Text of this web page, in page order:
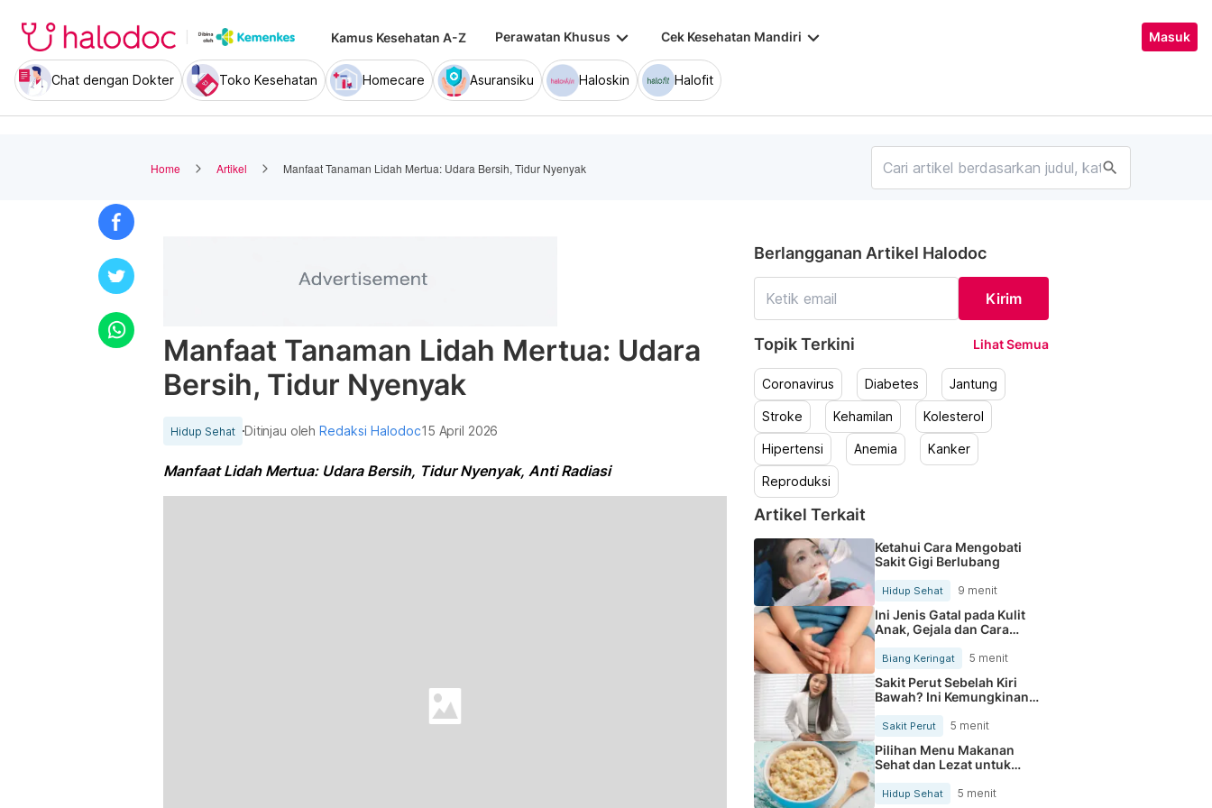
Kamus Kesehatan A-Z Perawatan Khusus keyboard_arrow_down Cek Kesehatan Mandiri keyboard_arrow_down Masuk
Chat dengan Dokter Toko Kesehatan Homecare Asuransiku Haloskin Halofit
Home Artikel Manfaat Tanaman Lidah Mertua: Udara Bersih, Tidur Nyenyak search
Manfaat Tanaman Lidah Mertua: Udara
Bersih, Tidur Nyenyak
Hidup Sehat Ditinjau olehRedaksi Halodoc15 April 2026
Manfaat Lidah Mertua: Udara Bersih, Tidur Nyenyak, Anti Radiasi
Berlangganan Artikel Halodoc
Kirim
Topik Terkini Lihat Semua
Coronavirus Diabetes Jantung
Stroke Kehamilan Kolesterol
Hipertensi Anemia Kanker
Reproduksi
Artikel Terkait
Ketahui Cara Mengobati
Sakit Gigi Berlubang
Hidup Sehat 9 menit
Ini Jenis Gatal pada Kulit
Anak, Gejala dan Cara
Mengobatinya
Biang Keringat 5 menit
Sakit Perut Sebelah Kiri
Bawah? Ini Kemungkinan
Sakit Perut 5 menit
Pilihan Menu Makanan
Sehat dan Lezat untuk
Mengurangi Kolesterol
Hidup Sehat 5 menit